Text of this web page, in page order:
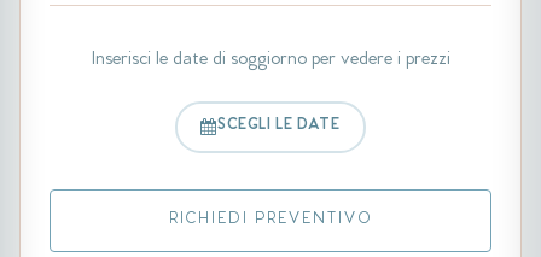
Inserisci le date di soggiorno per vedere i prezzi
SCEGLI LE DATE
RICHIEDI PREVENTIVO